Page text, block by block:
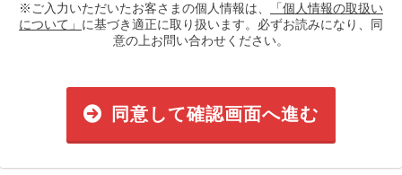
※ご入力いただいたお客さまの個人情報は、
「個人情報の取扱い
について」 に基づき適正に取り扱います。必ずお読みになり、同
意の上お問い合わせください。
同意して確認画面へ進む